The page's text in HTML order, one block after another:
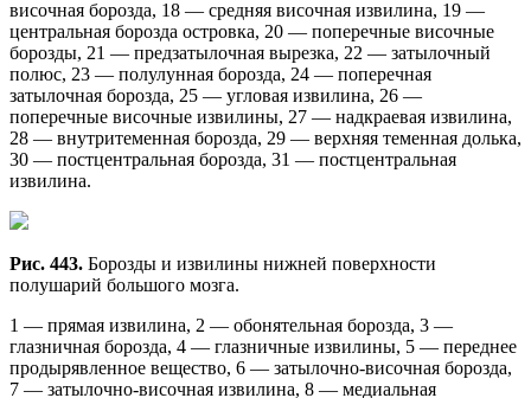
височная борозда, 18 — средняя височная извилина, 19 —
центральная борозда островка, 20 — поперечные височные
борозды, 21 — предзатылочная вырезка, 22 — затылочный
полюс, 23 — полулунная борозда, 24 — поперечная
затылочная борозда, 25 — угловая извилина, 26 —
поперечные височные извилины, 27 — надкраевая извилина,
28 — внутритеменная борозда, 29 — верхняя теменная долька,
30 — постцентральная борозда, 31 — постцентральная
извилина.
Рис. 443. Борозды и извилины нижней поверхности
полушарий большого мозга.
1 — прямая извилина, 2 — обонятельная борозда, 3 —
глазничная борозда, 4 — глазничные извилины, 5 — переднее
продырявленное вещество, 6 — затылочно-височная борозда,
7 — затылочно-височная извилина, 8 — медиальная